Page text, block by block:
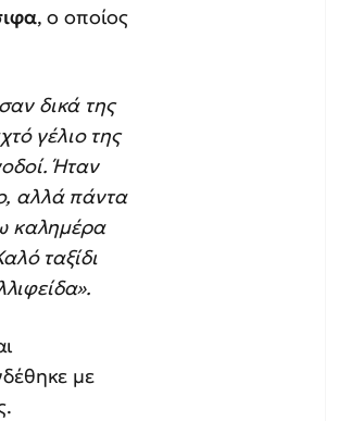
, ο οποίος
δικά της
γέλιο της
Ήταν
αλλά πάντα
καλημέρα
ταξίδι
με